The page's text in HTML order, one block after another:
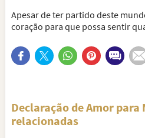
Apesar de ter partido deste
coração para que possa sentir
Declaração de Amor para
relacionadas